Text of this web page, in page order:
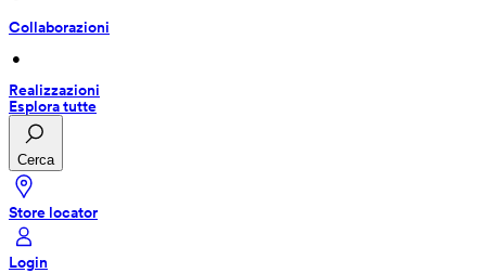
Collaborazioni
•
Realizzazioni
Esplora tutte
Cerca
Store locator
Login